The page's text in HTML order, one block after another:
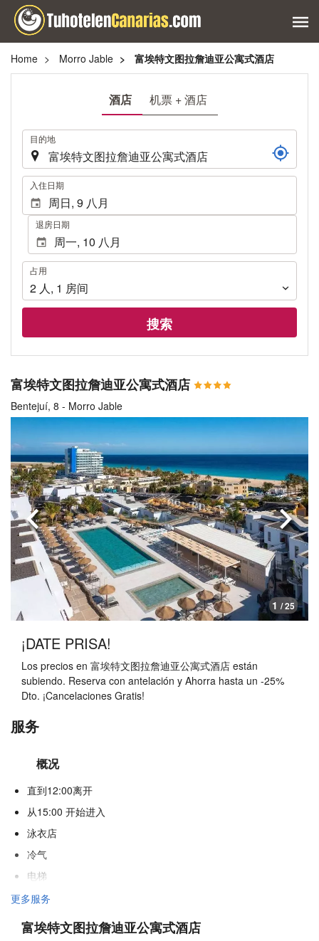
Home Morro Jable 富埃特文图拉詹迪亚公寓式酒店
酒店 机票 + 酒店
. 目的地
. 入住日期
退房日期
占
用
占用
2 人, 1 房间
搜索
富埃特文图拉詹迪亚公寓式酒店
Bentejuí, 8 - Morro Jable
1 / 25
上一页 下一
¡DATE PRISA!
Los precios en 富埃特文图拉詹迪亚公寓式酒店 están
subiendo. Reserva con antelación y Ahorra hasta un -25%
Dto. ¡Cancelaciones Gratis!
服务
概况
直到12:00离开
从15:00 开始进入
泳衣店
冷气
电梯
残疾人专用入口
不吸烟房
更多服务
富埃特文图拉詹迪亚公寓式酒店